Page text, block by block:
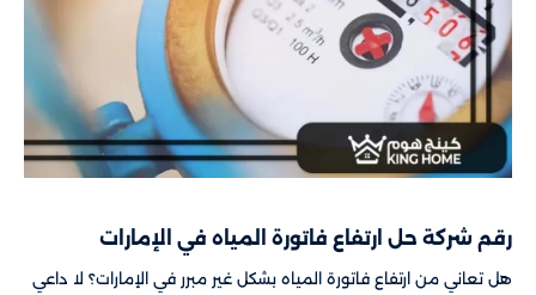
رقم شركة حل ارتفاع فاتورة المياه في الإمارات
هل تعاني من ارتفاع فاتورة المياه بشكل غير مبرر في الإمارات؟ لا داعي